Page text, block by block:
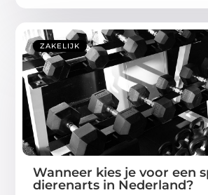
ZAKELIJK
Wanneer kies je voor een
dierenarts in Nederland?